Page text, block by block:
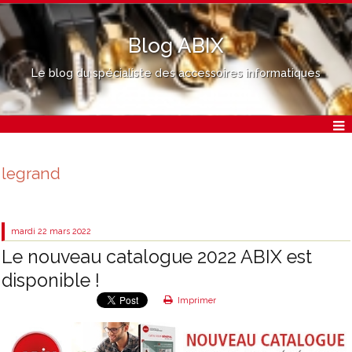
Blog ABIX
Le blog du spécialiste des accessoires informatiques
legrand
mardi 22 mars 2022
Le nouveau catalogue 2022 ABIX est
disponible !
Imprimer